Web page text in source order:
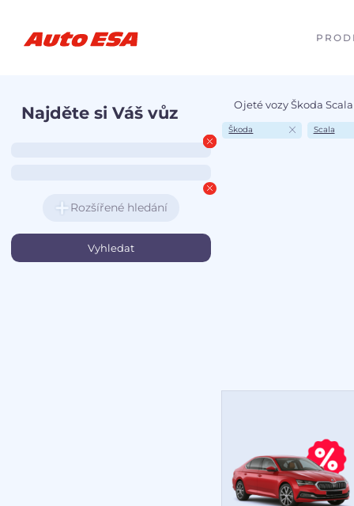
Najděte si Váš vůz
Rozšířené hledání
Ojeté vozy Škoda
Škoda Scala